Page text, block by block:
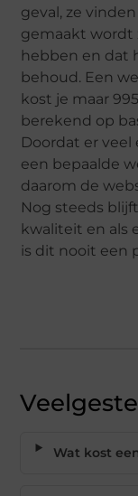
geval, ze
gemaakt wordt
hebben en dat
behoud. Een
kost je maar
berekend op
Doordat er veel
een bepaalde
daarom de
Nog steeds
kwaliteit en als
is dit nooit een
Wat kost